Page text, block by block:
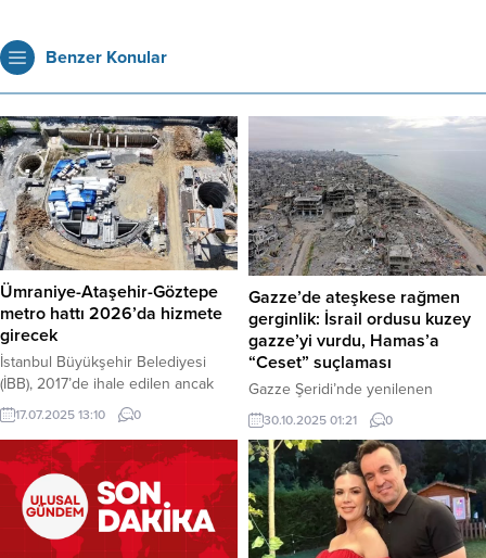
Benzer Konular
Ümraniye-Ataşehir-Göztepe
metro hattı 2026’da hizmete
girecek
İstanbul Büyükşehir Belediyesi
(İBB), 2017’de ihale edilen ancak
2018’de finansman yetersizliği
nedeniyle duran Ümraniye-
Ataşehir-Göztepe Metro Hattı
projesini 2019’da uluslararası
kredilerle yeniden başlattı. 11
istasyondan oluşan 13 km’lik hatta,
yüzde 88,2 fiziki ilerleme sağlandı.
17.07.2025 13:10 0
Gazze’de ateşkese rağmen
gerginlik: İsrail ordusu kuzey
gazze’yi vurdu, Hamas’a
“Ceset” suçlaması
Gazze Şeridi’nde yenilenen
ateşkese rağmen İsrail ordusu,
Gazze’nin kuzeyindeki Beyt
Lahiya’da “terörist altyapısı” olarak
nitelendirdiği bir hedefi
bombaladığını duyurdu. Bölgede
tansiyon devam ederken, Hamas’ın
rehinelerin kalıntılarını teslim etme
30.10.2025 01:21 0